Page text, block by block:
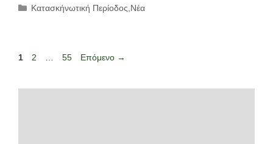
Κατηγορίες
Κατασκήνωτική Περίοδος Νέα
Σελίδα
1 Σελίδα
2 Σελίδα
55 Επόμενο →